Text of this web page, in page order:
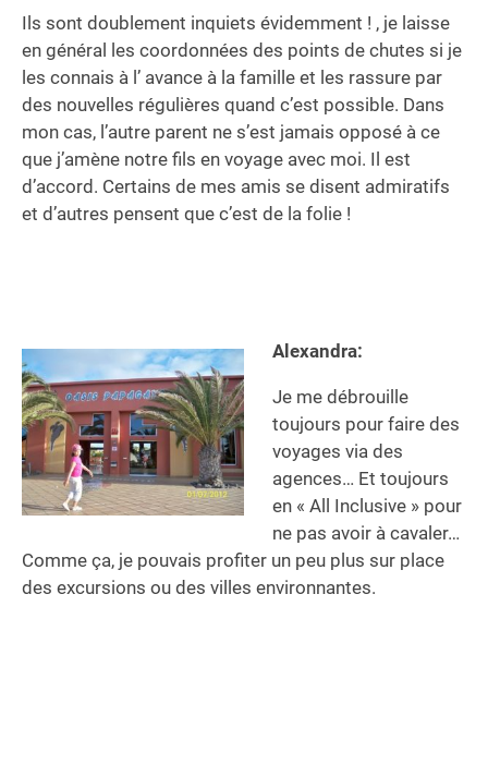
Ils sont doublement inquiets évidemment ! , je laisse
en général les coordonnées des points de chutes si je
les connais à l’ avance à la famille et les rassure par
des nouvelles régulières quand c’est possible. Dans
mon cas, l’autre parent ne s’est jamais opposé à ce
que j’amène notre fils en voyage avec moi. Il est
d’accord. Certains de mes amis se disent admiratifs
et d’autres pensent que c’est de la folie !
Alexandra:
Je me débrouille
toujours pour faire des
voyages via des
agences… Et toujours
en « All Inclusive » pour
ne pas avoir à cavaler…
Comme ça, je pouvais profiter un peu plus sur place
des excursions ou des villes environnantes.